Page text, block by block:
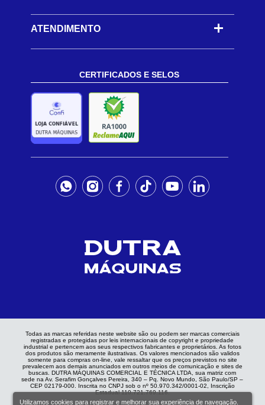
ATENDIMENTO
CERTIFICADOS E SELOS
Todas as marcas referidas neste website são ou podem ser marcas comerciais
registradas e protegidas por leis internacionais de copyright e propriedade
industrial e pertencem aos seus respectivos fabricantes e proprietários. As fotos
dos produtos são meramente ilustrativas. Os valores mencionados são validos
somente para compras on-line, vale ressaltar que os preços previstos no site
prevalecem aos demais anunciados em outros meios de comunicação e sites de
buscas. DUTRA MÁQUINAS COMERCIAL E TÉCNICA LTDA, sua matriz com
sede na Av. Serafim Gonçalves Pereira, 340 – Pq. Novo Mundo, São Paulo/SP –
CEP 02179-000. Inscrita no CNPJ sob o nº 50.970.342/0001-02, Inscrição
Estadual 110.721.769.116.
Utilizamos cookies para registrar e melhorar sua experiência de navegação.